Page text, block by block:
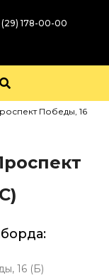
(29) 178-00-00
Победы, 16
16 (Б)